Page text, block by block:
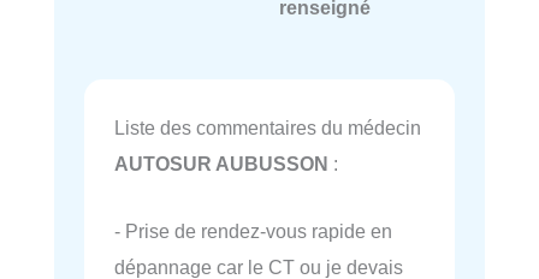
renseigné
Liste des commentaires du médecin
AUTOSUR AUBUSSON :
- Prise de rendez-vous rapide en
dépannage car le CT ou je devais